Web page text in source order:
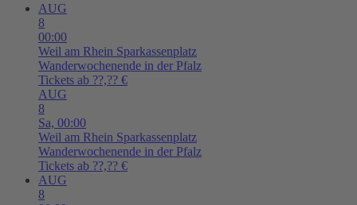
AUG
8
00:00
Weil am Rhein Sparkassenplatz
Wanderwochenende in der Pfalz
Tickets ab ??,?? €
AUG
8
Sa, 00:00
Weil am Rhein Sparkassenplatz
Wanderwochenende in der Pfalz
Tickets ab ??,?? €
AUG
8